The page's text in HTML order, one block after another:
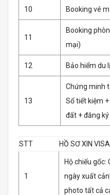
10 Booking vé
11
Booking
mại)
12 Bảo hiểm du
13
Chứng minh
Sổ tiết kiệm
đất + đăng
STT HỒ SƠ XIN
1
Hộ chiếu
ngày xuất
photo tất cả